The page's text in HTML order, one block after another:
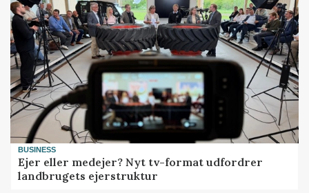
BUSINESS
Ejer eller medejer? Nyt tv-format udfordrer
landbrugets ejerstruktur